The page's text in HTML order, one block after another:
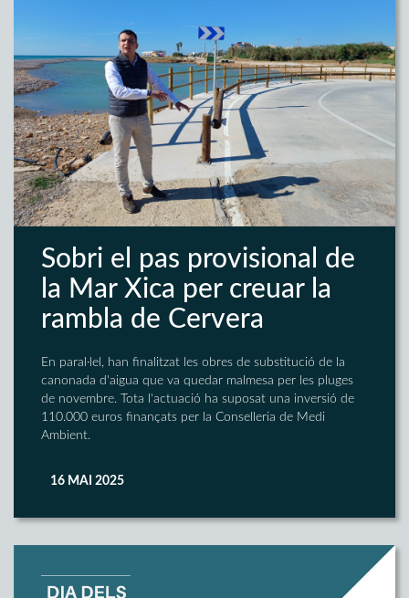
Sobri el pas provisional de
la Mar Xica per creuar la
rambla de Cervera
En paral·lel, han finalitzat les obres de substitució de la
canonada d'aigua que va quedar malmesa per les pluges
de novembre. Tota l'actuació ha suposat una inversió de
110.000 euros finançats per la Conselleria de Medi
Ambient.
16 MAI 2025